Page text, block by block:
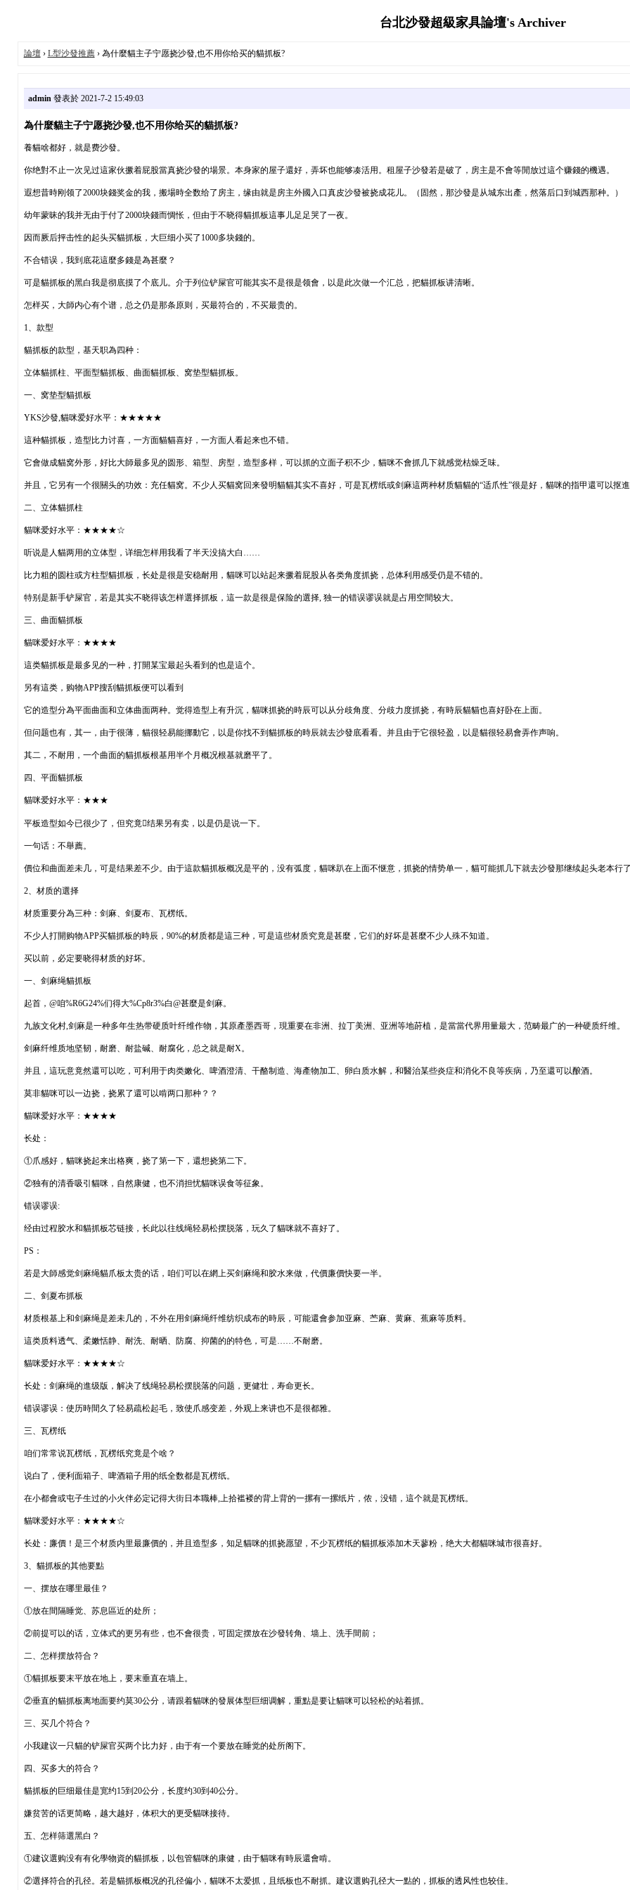
台北沙發超級家具論壇's Archiver
論壇› L型沙發推薦› 為什麼貓主子宁愿挠沙發,也不用你给买的貓抓板?
admin發表於 2021-7-2 15:49:03
為什麼貓主子宁愿挠沙發,也不用你给买的貓抓板?
養貓啥都好，就是费沙發。
你绝對不止一次见过這家伙撅着屁股當真挠沙發的場景。本身家的屋子還好，弄坏也能够凑活用。租屋子沙發若是破了，房主是不會等閒放过這个赚錢的機遇。
遐想昔時刚领了2000块錢奖金的我，搬場時全数给了房主，缘由就是房主外國入口真皮沙發被挠成花儿。（固然，那沙發是从城东出產，然落后口到城西那种。）
幼年蒙昧的我并无由于付了2000块錢而惆怅，但由于不晓得貓抓板這事儿足足哭了一夜。
因而厥后抨击性的起头买貓抓板，大巨细小买了1000多块錢的。
不合错误，我到底花這麼多錢是為甚麼？
可是貓抓板的黑白我是彻底摸了个底儿。介于列位铲屎官可能其实不是很是领會，以是此次做一个汇总，把貓抓板讲清晰。
怎样买，大師内心有个谱，总之仍是那条原则，买最符合的，不买最贵的。
1、款型
貓抓板的款型，基天职為四种：
立体貓抓柱、平面型貓抓板、曲面貓抓板、窝垫型貓抓板。
一、窝垫型貓抓板
YKS沙發,貓咪爱好水平：★★★★★
這种貓抓板，造型比力讨喜，一方面貓貓喜好，一方面人看起来也不错。
它會做成貓窝外形，好比大師最多见的圆形、箱型、房型，造型多样，可以抓的立面子积不少，貓咪不會抓几下就感觉枯燥乏味。
并且，它另有一个很關头的功效：充任貓窝。不少人买貓窝回来發明貓貓其实不喜好，可是瓦楞纸或剑麻這两种材质貓貓的“适爪性”很是好，貓咪的指甲還可以
二、立体貓抓柱
貓咪爱好水平：★★★★☆
听说是人貓两用的立体型，详细怎样用我看了半天没搞大白……
比力粗的圆柱或方柱型貓抓板，长处是很是安稳耐用，貓咪可以站起来撅着屁股从各类角度抓挠，总体利用感受仍是不错的。
特别是新手铲屎官，若是其实不晓得该怎样選择抓板，這一款是很是保险的選择, 独一的错误谬误就是占用空間较大。
三、曲面貓抓板
貓咪爱好水平：★★★★
這类貓抓板是最多见的一种，打開某宝最起头看到的也是這个。
另有這类，购物APP搜刮貓抓板便可以看到
它的造型分為平面曲面和立体曲面两种。觉得造型上有升沉，貓咪抓挠的時辰可以从分歧角度、分歧力度抓挠，有時辰貓貓也喜好卧在上面。
但问题也有，其一，由于很薄，貓很轻易能挪動它，以是你找不到貓抓板的時辰就去沙發底看看。并且由于它很轻盈，以是貓很轻易會弄作声响。
其二，不耐用，一个曲面的貓抓板根基用半个月概况根基就磨平了。
四、平面貓抓板
貓咪爱好水平：★★★
平板造型如今已很少了，但究竟结果另有卖，以是仍是说一下。
一句话：不舉薦。
價位和曲面差未几，可是结果差不少。由于這款貓抓板概况是平的，没有弧度，貓咪趴在上面不惬意，抓挠的情势单一，貓可能抓几下就去沙發那继续起头老本行
2、材质的選择
材质重要分為三种：剑麻、剑夏布、瓦楞纸。
不少人打開购物APP买貓抓板的時辰，90%的材质都是這三种，可是這些材质究竟是甚麼，它们的好坏是甚麼不少人殊不知道。
买以前，必定要晓得材质的好坏。
一、剑麻绳貓抓板
起首，@咱%R6G24%们得大%Cp8r3%白@甚麼是剑麻。
九族文化村,剑麻是一种多年生热带硬质叶纤维作物，其原產墨西哥，現重要在非洲、拉丁美洲、亚洲等地莳植，是當當代界用量最大，范畴最广的一种硬质纤维。
剑麻纤维质地坚韧，耐磨、耐盐碱、耐腐化，总之就是耐X。
并且，這玩意竟然還可以吃，可利用于肉类嫩化、啤酒澄清、干酪制造、海產物加工、卵白质水解，和醫治某些炎症和消化不良等疾病，乃至還可以酿酒。
莫非貓咪可以一边挠，挠累了還可以啃两口那种？？
貓咪爱好水平：★★★★
长处：
①爪感好，貓咪挠起来出格爽，挠了第一下，還想挠第二下。
②独有的清香吸引貓咪，自然康健，也不消担忧貓咪误食等征象。
错误谬误:
经由过程胶水和貓抓板芯链接，长此以往线绳轻易松摆脱落，玩久了貓咪就不喜好了。
PS：
若是大師感觉剑麻绳貓爪板太贵的话，咱们可以在網上买剑麻绳和胶水来做，代價廉價快要一半。
二、剑夏布抓板
材质根基上和剑麻绳是差未几的，不外在用剑麻绳纤维纺织成布的時辰，可能還會参加亚麻、苎麻、黄麻、蕉麻等质料。
這类质料透气、柔嫩恬静、耐洗、耐晒、防腐、抑菌的的特色，可是……不耐磨。
貓咪爱好水平：★★★★☆
长处：剑麻绳的進级版，解决了线绳轻易松摆脱落的问题，更健壮，寿命更长。
错误谬误：使历時間久了轻易疏松起毛，致使爪感变差，外观上来讲也不是很都雅。
三、瓦楞纸
咱们常常说瓦楞纸，瓦楞纸究竟是个啥？
说白了，便利面箱子、啤酒箱子用的纸全数都是瓦楞纸。
在小都會或屯子生过的小火伴必定记得大街日本職棒,上拾褴褛的背上背的一摞有一摞纸片，侬，没错，這个就是瓦楞纸。
貓咪爱好水平：★★★★☆
长处：廉價！是三个材质内里最廉價的，并且造型多，知足貓咪的抓挠愿望，不少瓦楞纸的貓抓板添加木天蓼粉，绝大大都貓咪城市很喜好。
3、貓抓板的其他要點
一、摆放在哪里最佳？
①放在間隔睡觉、苏息區近的处所；
②前提可以的话，立体式的更另有些，也不會很贵，可固定摆放在沙發转角、墙上、洗手間前；
二、怎样摆放符合？
①貓抓板要末平放在地上，要末垂直在墙上。
②垂直的貓抓板离地面要约莫30公分，请跟着貓咪的發展体型巨细调解，重點是要让貓咪可以轻松的站着抓。
三、买几个符合？
小我建议一只貓的铲屎官买两个比力好，由于有一个要放在睡觉的处所阁下。
四、买多大的符合？
貓抓板的巨细最佳是宽约15到20公分，长度约30到40公分。
嫌贫苦的话更简略，越大越好，体积大的更受貓咪接待。
五、怎样筛選黑白？
①建议選购没有有化學物資的貓抓板，以包管貓咪的康健，由于貓咪有時辰還會啃。
②選择符合的孔径。若是貓抓板概况的孔径偏小，貓咪不太爱抓，且纸板也不耐抓。建议選购孔径大一點的，抓板的透风性也较佳。